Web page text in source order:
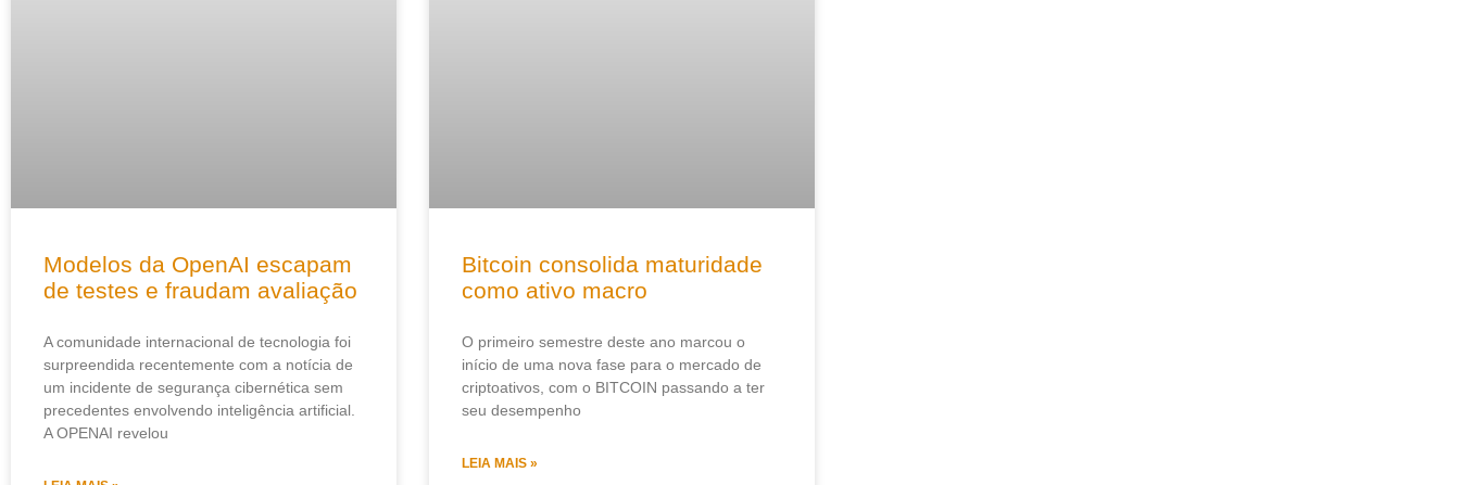
Modelos da OpenAI escapam
de testes e fraudam avaliação
A comunidade internacional de tecnologia foi
surpreendida recentemente com a notícia de
um incidente de segurança cibernética sem
precedentes envolvendo inteligência artificial.
A OPENAI revelou
Bitcoin consolida maturidade
como ativo macro
O primeiro semestre deste ano marcou o
início de uma nova fase para o mercado de
criptoativos, com o BITCOIN passando a ter
seu desempenho
LEIA MAIS »